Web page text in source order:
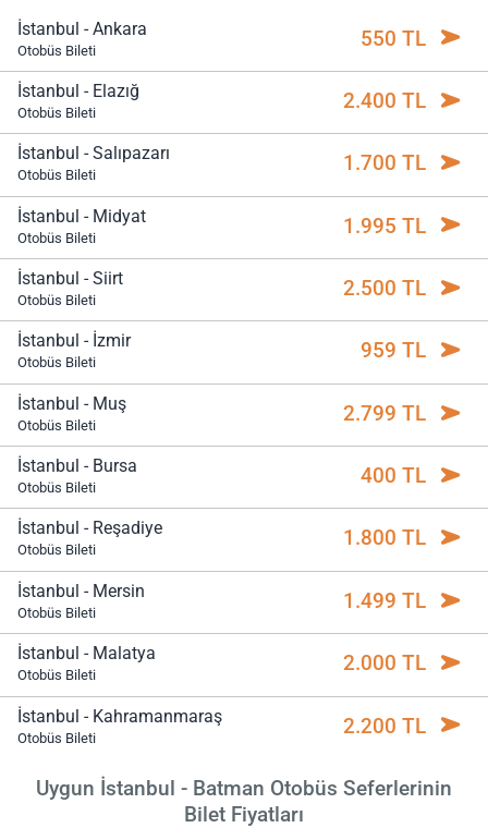
İstanbul - Ankara
Otobüs Bileti 550 TL
İstanbul - Elazığ
Otobüs Bileti 2.400 TL
İstanbul - Salıpazarı
Otobüs Bileti 1.700 TL
İstanbul - Midyat
Otobüs Bileti 1.995 TL
İstanbul - Siirt
Otobüs Bileti 2.500 TL
İstanbul - İzmir
Otobüs Bileti 959 TL
İstanbul - Muş
Otobüs Bileti 2.799 TL
İstanbul - Bursa
Otobüs Bileti 400 TL
İstanbul - Reşadiye
Otobüs Bileti 1.800 TL
İstanbul - Mersin
Otobüs Bileti 1.499 TL
İstanbul - Malatya
Otobüs Bileti 2.000 TL
İstanbul - Kahramanmaraş
Otobüs Bileti 2.200 TL
Uygun İstanbul - Batman Otobüs Seferlerinin
Bilet Fiyatları